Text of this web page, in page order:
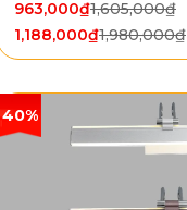
1,605,000₫
963,000₫
1,980,000₫
1,188,000₫
40%